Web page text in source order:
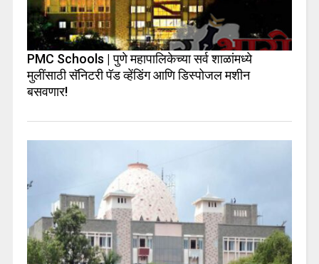
PMC Schools | पुणे महापालिकेच्या सर्व शाळांमध्ये
मुलींसाठी सॅनिटरी पॅड व्हेंडिंग आणि डिस्पोजल मशीन
बसवणार!